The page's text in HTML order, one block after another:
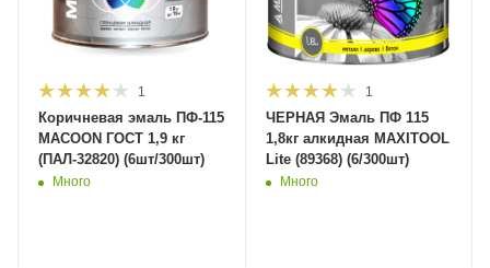
1
Коричневая эмаль ПФ-115
MACOON ГОСТ 1,9 кг
(ПАЛ-32820) (6шт/300шт)
Много
1
ЧЕРНАЯ Эмаль ПФ 115
1,8кг алкидная MAXITOOL
Lite (89368) (6/300шт)
Много